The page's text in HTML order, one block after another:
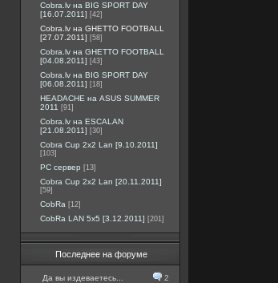
Cobra.lv на BIG SPORT DAY
[16.07.2011] [42]
Cobra.lv на GHETTO FOOTBALL
[27.07.2011] [58]
Cobra.lv на GHETTO FOOTBALL
[04.08.2011] [43]
Cobra.lv на BIG SPORT DAY
[06.08.2011] [18]
HEADACHE на ASUS SUMMER
2011 [91]
Cobra.lv на ESCALAN
[21.08.2011] [30]
Cobra Cup 2x2 Lan [9.10.2011]
[103]
PC сервер [13]
Cobra Cup 2x2 Lan [20.11.2011]
[59]
CobRa [12]
CobRa LAN 5x5 [3.12.2011] [201]
Последнее на форуме
Да вы издеваетесь...
2